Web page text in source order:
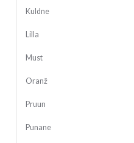
Kuldne
Lilla
Must
Oranž
Pruun
Punane